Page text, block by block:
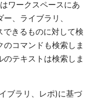
ワークスペースにあ
、ライブラリ、
きるものに対して検
コマンドも検索しま
テキストは検索しま
ブラリ、レポ)に基づ